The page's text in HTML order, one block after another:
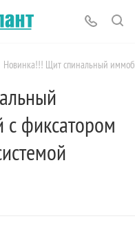
Новинка!!! Щит спинальный
фиксатором